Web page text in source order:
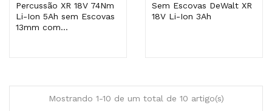
Percussão XR 18V 74Nm
Li-Ion 5Ah sem Escovas
13mm com...
Sem Escovas DeWalt XR
18V Li-Ion 3Ah
Mostrando 1-10 de um total de 10 artigo(s)